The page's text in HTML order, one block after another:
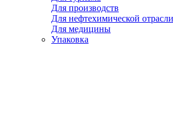
Для производств
Для нефтехимической отрасли
Для медицины
Упаковка